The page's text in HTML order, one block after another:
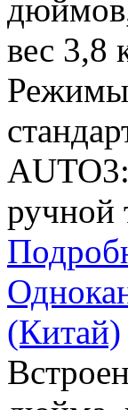
вес 3,8
ручной
(Китай)